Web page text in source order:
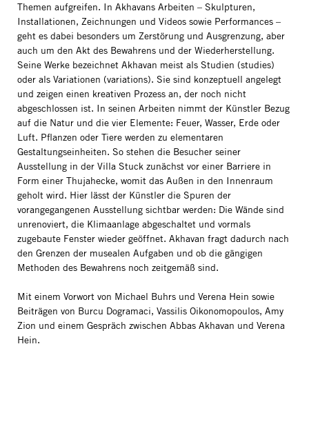
Themen aufgreifen. In Akhavans Arbeiten – Skulpturen,
Installationen, Zeichnungen und Videos sowie Performances –
geht es dabei besonders um Zerstörung und Ausgrenzung, aber
auch um den Akt des Bewahrens und der Wiederherstellung.
Seine Werke bezeichnet Akhavan meist als Studien (studies)
oder als Variationen (variations). Sie sind konzeptuell angelegt
und zeigen einen kreativen Prozess an, der noch nicht
abgeschlossen ist. In seinen Arbeiten nimmt der Künstler Bezug
auf die Natur und die vier Elemente: Feuer, Wasser, Erde oder
Luft. Pflanzen oder Tiere werden zu elementaren
Gestaltungseinheiten. So stehen die Besucher seiner
Ausstellung in der Villa Stuck zunächst vor einer Barriere in
Form einer Thujahecke, womit das Außen in den Innenraum
geholt wird. Hier lässt der Künstler die Spuren der
vorangegangenen Ausstellung sichtbar werden: Die Wände sind
unrenoviert, die Klimaanlage abgeschaltet und vormals
zugebaute Fenster wieder geöffnet. Akhavan fragt dadurch nach
den Grenzen der musealen Aufgaben und ob die gängigen
Methoden des Bewahrens noch zeitgemäß sind.
Mit einem Vorwort von Michael Buhrs und Verena Hein sowie
Beiträgen von Burcu Dogramaci, Vassilis Oikonomopoulos, Amy
Zion und einem Gespräch zwischen Abbas Akhavan und Verena
Hein.